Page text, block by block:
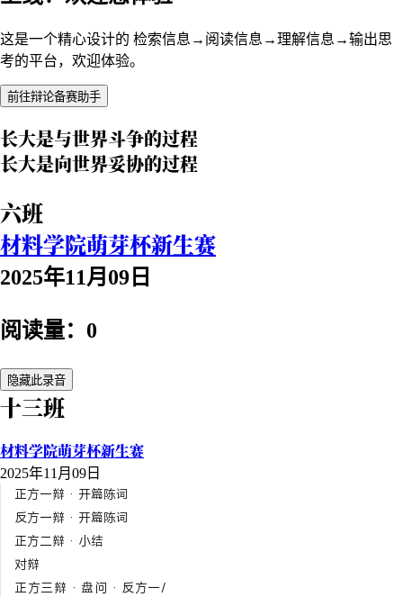
这是一个精心设计的 检索信息→阅读信息→理解信息→输出思
考的平台，欢迎体验。
前往辩论备赛助手
长大是与世界斗争的过程
长大是向世界妥协的过程
六班
材料学院萌芽杯新生赛
2025年11月09日
阅读量：0
隐藏此录音
十三班
材料学院萌芽杯新生赛
2025年11月09日
正方一辩 · 开篇陈词
反方一辩 · 开篇陈词
正方二辩 · 小结
对辩
正方三辩 · 盘问 · 反方一/